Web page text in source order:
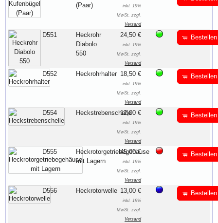
(Paar)
inkl. 19%
MwSt. zzgl.
Versand
D551
Heckrohr
Diabolo
550
24,50 €
inkl. 19%
MwSt. zzgl.
Versand
Bestellen
D552 Heckrohrhalter 18,50 €
inkl. 19%
MwSt. zzgl.
Versand
Bestellen
D554 Heckstrebenschelle12,00 €
inkl. 19%
MwSt. zzgl.
Versand
Bestellen
D555
Heckrotorgetriebegehäuse
mit Lagern
45,00 €
inkl. 19%
MwSt. zzgl.
Versand
Bestellen
D556 Heckrotorwelle 13,00 €
inkl. 19%
MwSt. zzgl.
Versand
Bestellen